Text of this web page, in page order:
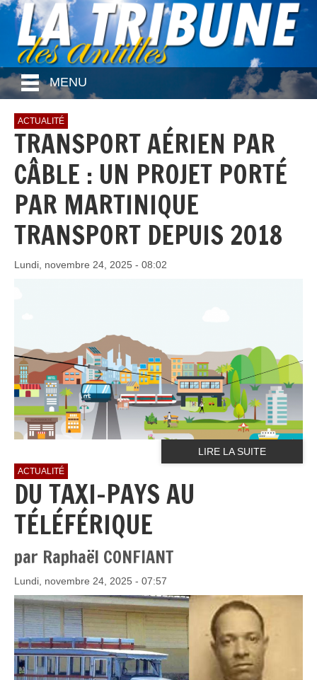
MENU
ACTUALITÉ
TRANSPORT AÉRIEN PAR
CÂBLE : UN PROJET PORTÉ
PAR MARTINIQUE
TRANSPORT DEPUIS 2018
Lundi, novembre 24, 2025 - 08:02
LIRE LA SUITE
ACTUALITÉ
DU TAXI-PAYS AU
TÉLÉFÉRIQUE
par Raphaël CONFIANT
Lundi, novembre 24, 2025 - 07:57